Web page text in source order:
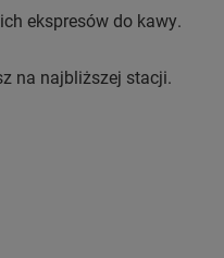
ekspresów do kawy.
na najbliższej stacji.